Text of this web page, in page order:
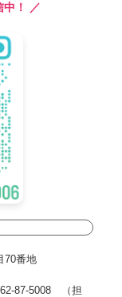
！ ／
70番地
87-5008 （担